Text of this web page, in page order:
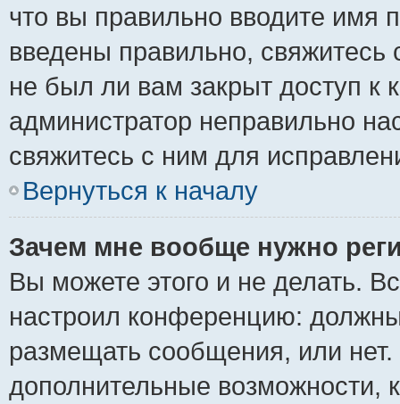
что вы правильно вводите имя
введены правильно,
не был ли вам закрыт доступ к
администратор неправильно
свяжитесь с ним для
Вернуться к началу
Зачем мне вообще нужно
Вы можете этого и не делать.
настроил конференцию:
размещать сообщения, или
дополнительные